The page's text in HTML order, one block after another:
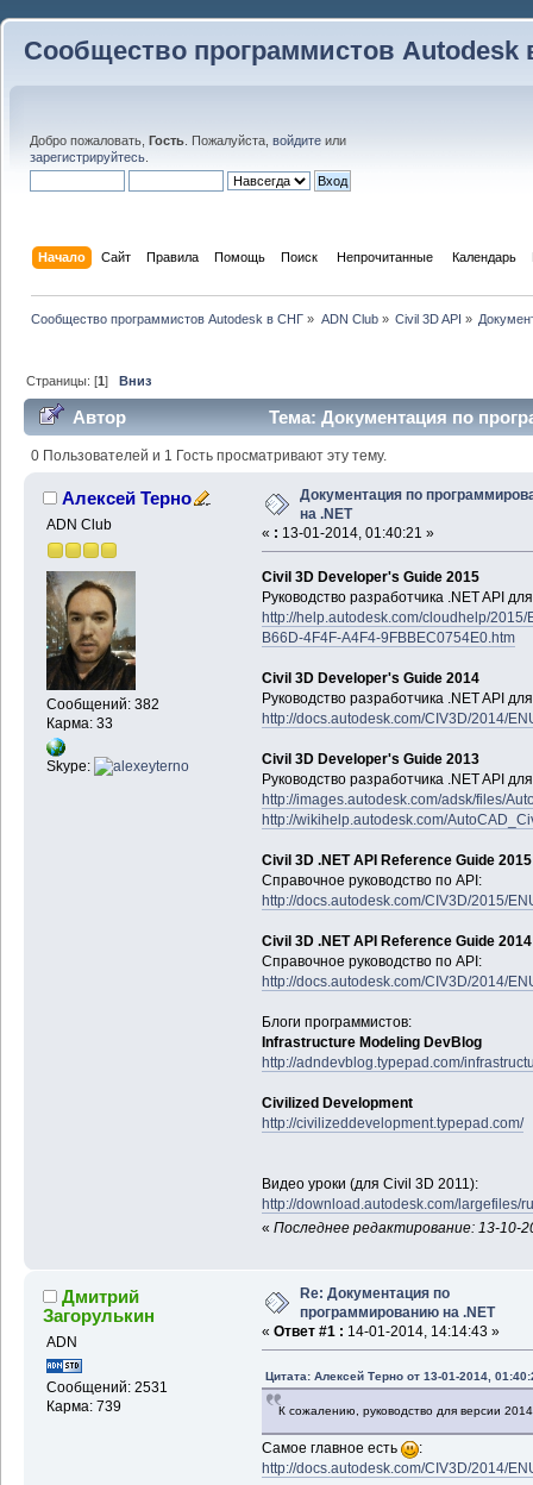
Сообщество программистов Autodesk
Добро пожаловать, Гость . Пожалуйста, войдите или
зарегистрируйтесь
Начало Сайт Правила Помощь Поиск Непрочитанные Календарь
Сообщество программистов Autodesk в СНГ » ADN Club» Civil 3D API »
Страницы: [1]Вниз
Автор
Тема: Документация по
74735 раз)
0 Пользователей и 1 Гость просматривают эту тему.
Алексей Терно
ADN Club
Сообщений: 382
Карма: 33
Skype:
Документация по
на .NET
« : 13-01-2014, 01:40:21 »
Civil 3D Developer's Guide 2015
Руководство разработчика .NET API
http://help.autodesk.com/cloudhelp/
B66D-4F4F-A4F4-9FBBEC0754E0.htm
Civil 3D Developer's Guide 2014
Руководство разработчика .NET API
http://docs.autodesk.com/CIV3D/2014/
Civil 3D Developer's Guide 2013
Руководство разработчика .NET API
http://images.autodesk.com/adsk/files/
http://wikihelp.autodesk.com/
Civil 3D .NET API Reference Guide 2015
Справочное руководство по API:
http://docs.autodesk.com/CIV3D/2015/
Civil 3D .NET API Reference Guide 2014
Справочное руководство по API:
http://docs.autodesk.com/CIV3D/2014/
Блоги программистов:
Infrastructure Modeling DevBlog
http://adndevblog.typepad.com/
Civilized Development
http://civilizeddevelopment.typepad.com/
Видео уроки (для Civil 3D 2011):
http://download.autodesk.com/largefiles/
« Последнее редактирование: 13-10-
Дмитрий
Загорулькин
ADN
Сообщений: 2531
Карма: 739
Re: Документация по
программированию на .NET
« Ответ #1 : 14-01-2014, 14:14:43 »
Цитата: Алексей Терно от 13-01-2014,
К сожалению, руководство для версии
Самое главное есть
:
http://docs.autodesk.com/CIV3D/2014/